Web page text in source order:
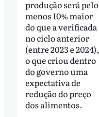
produção será pelo
menos 10% maior
do que a verificada
no ciclo anterior
(entre 2023 e 2024),
o que criou dentro
do governo uma
expectativa de
redução do preço
dos alimentos.